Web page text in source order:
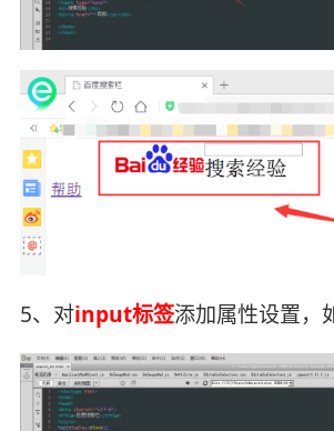
5、对input标签添加属性设置，